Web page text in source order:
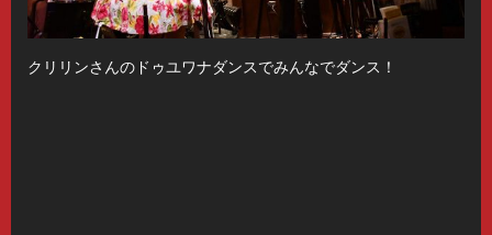
クリリンさんのドゥユワナダンスでみんなでダンス！